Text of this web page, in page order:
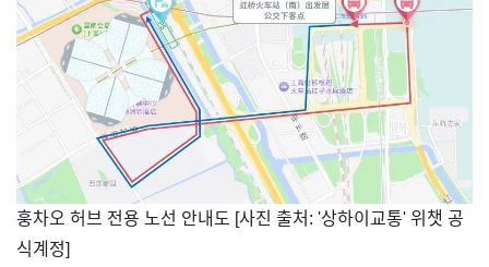
​훙차오 허브 전용 노선 안내도 [사진 출처: '상하이교통' 위챗 공
식계정]